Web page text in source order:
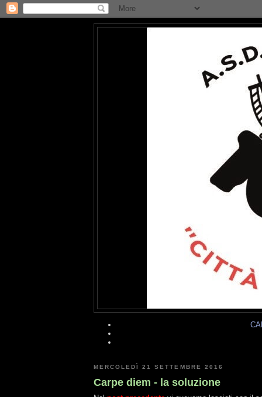
MERCOLEDÌ 21 SETTEMBRE 2016
Carpe diem - la soluzione